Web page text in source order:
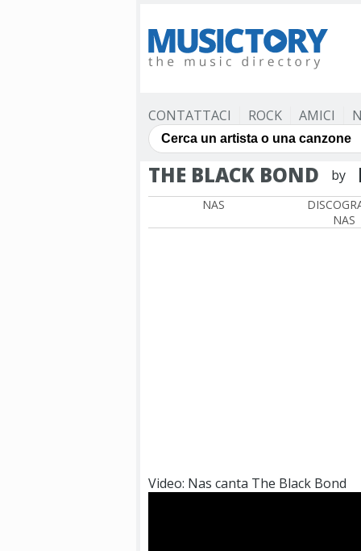
CONTATTACI ROCK AMICI
THE BLACK BOND by
NAS
NAS
Video: Nas canta The Black Bond